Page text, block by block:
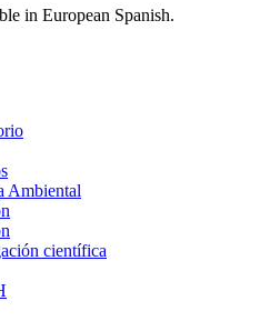
in European Spanish.
Ambiental
científica